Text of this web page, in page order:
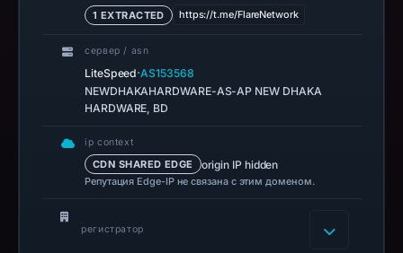
Infrastructure
have
changed
collection.
This
1 EXTRACTED https://t.me/FlareNetwork
сервер / asn
LiteSpeed·AS153568
NEWDHAKAHARDWARE-AS-AP NEW DHAKA
HARDWARE, BD
ip context
CDN SHARED EDGE origin IP hidden
Репутация Edge-IP не связана с этим доменом.
регистратор